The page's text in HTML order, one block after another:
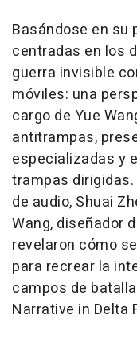
Basándose en su
centradas en los
guerra invisible
móviles: una
cargo de Yue
antitrampas,
especializadas y
trampas
de audio, Shuai
Wang, diseñador
revelaron cómo
para recrear la
campos de
Narrative in Delta